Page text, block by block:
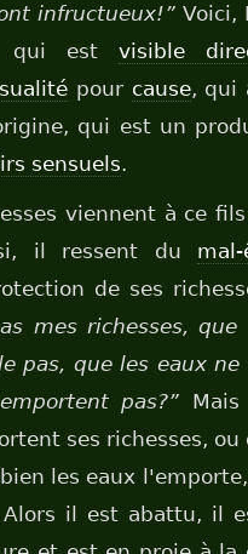
infructueux!”Voici,
qui estvisible
pour cause, qui
qui est un
sensuels.
viennent à ce
il ressent du
de ses
mes richesses, que
pas, que les eaux ne
pas?”
ses richesses, ou
les eaux
Alors il est abattu, il